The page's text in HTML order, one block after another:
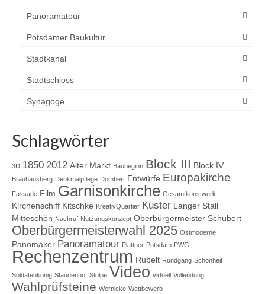
Panoramatour
Potsdamer Baukultur
Stadtkanal
Stadtschloss
Synagoge
Schlagwörter
3D 1850 2012 Alter Markt Baubeginn Block III Block IV
Brauhausberg Denkmalpflege Dombert Entwürfe Europakirche
Fassade Film Garnisonkirche Gesamtkunstwerk
Kirchenschiff Kitschke KreativQuartier Kuster Langer Stall
Mitteschön Nachruf Nutzungskonzept Oberbürgermeister Schubert
Oberbürgermeisterwahl 2025 Ostmoderne
Panomaker Panoramatour Plattner Potsdam PWG
Rechenzentrum Rubelt Rundgang Schönheit
Soldatenkönig Staudenhof Stolpe Video virtuell Vollendung
Wahlprüfsteine Wernicke Wettbewerb